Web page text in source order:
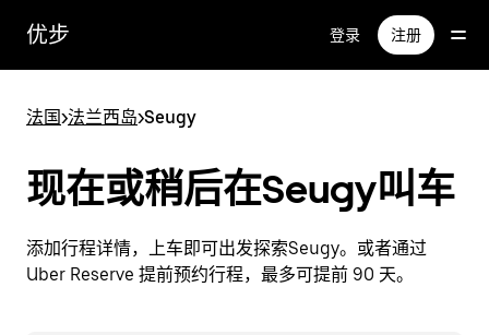
优步 登录 注册
法国>法兰西岛>Seugy
现在或稍后在Seugy叫车
添加行程详情，上车即可出发探索Seugy。或者通过
Uber Reserve 提前预约行程，最多可提前 90 天。